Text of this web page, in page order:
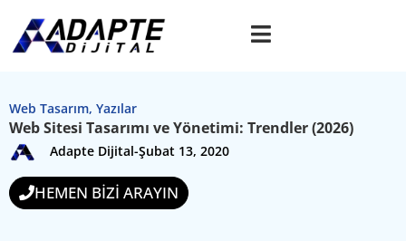
Web Tasarım, Yazılar
Web Sitesi Tasarımı ve Yönetimi: Trendler (2026)
Adapte Dijital-Şubat 13, 2020
HEMEN BİZİ ARAYIN